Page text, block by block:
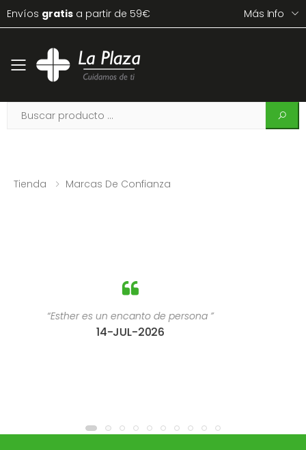
Envíos gratis a partir de 59€ Más Info
Toggle mobile menu
Tienda Marcas De Confianza
“Estoy súper contenta con el trato